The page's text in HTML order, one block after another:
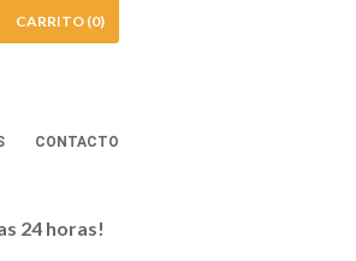
CARRITO (0)
CONTACTO
24 horas!